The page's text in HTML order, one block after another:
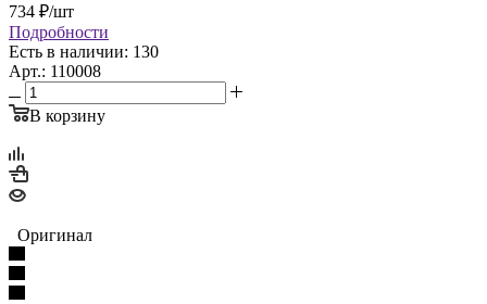
734 ₽/шт
Подробности
Есть в наличии: 130
Арт.: 110008
В корзину
Оригинал